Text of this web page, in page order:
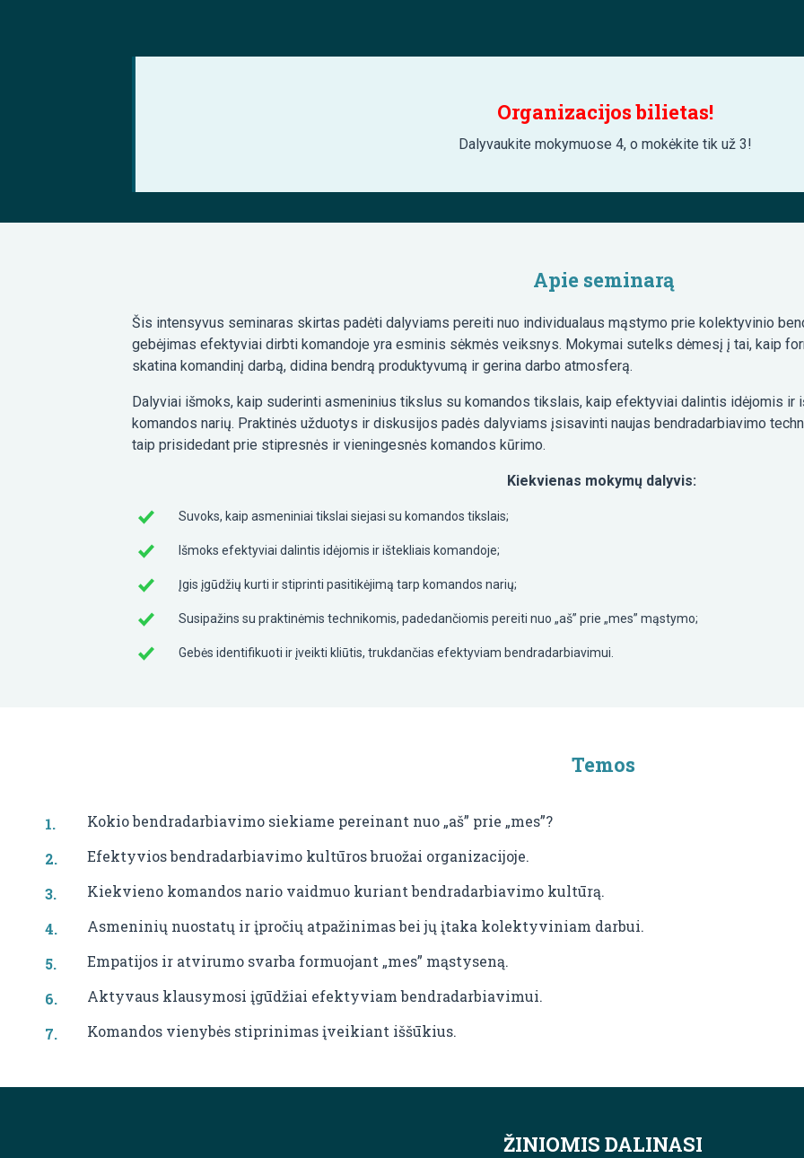
Organizacijos bilietas!
Dalyvaukite mokymuose 4, o mokėkite tik už 3!
Apie seminarą
Šis intensyvus seminaras skirtas padėti dalyviams pereiti nuo individualaus mąstymo prie kolektyvinio
gebėjimas efektyviai dirbti komandoje yra esminis sėkmės veiksnys. Mokymai sutelks dėmesį į tai, kaip
skatina komandinį darbą, didina bendrą produktyvumą ir gerina darbo atmosferą.
Dalyviai išmoks, kaip suderinti asmeninius tikslus su komandos tikslais, kaip efektyviai dalintis idėjomis ir
komandos narių. Praktinės užduotys ir diskusijos padės dalyviams įsisavinti naujas bendradarbiavimo
taip prisidedant prie stipresnės ir vieningesnės komandos kūrimo.
Kiekvienas mokymų dalyvis:
Suvoks, kaip asmeniniai tikslai siejasi su komandos tikslais;
Išmoks efektyviai dalintis idėjomis ir ištekliais komandoje;
Įgis įgūdžių kurti ir stiprinti pasitikėjimą tarp komandos narių;
Susipažins su praktinėmis technikomis, padedančiomis pereiti nuo „aš” prie „mes” mąstymo;
Gebės identifikuoti ir įveikti kliūtis, trukdančias efektyviam bendradarbiavimui.
Temos
Kokio bendradarbiavimo siekiame pereinant nuo „aš” prie „mes”?
Efektyvios bendradarbiavimo kultūros bruožai organizacijoje.
Kiekvieno komandos nario vaidmuo kuriant bendradarbiavimo kultūrą.
Asmeninių nuostatų ir įpročių atpažinimas bei jų įtaka kolektyviniam darbui.
Empatijos ir atvirumo svarba formuojant „mes” mąstyseną.
Aktyvaus klausymosi įgūdžiai efektyviam bendradarbiavimui.
Komandos vienybės stiprinimas įveikiant iššūkius.
ŽINIOMIS DALINASI